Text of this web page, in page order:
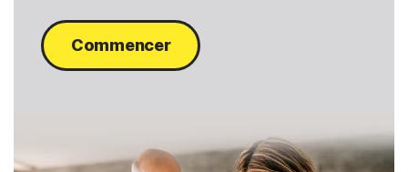
Commencer